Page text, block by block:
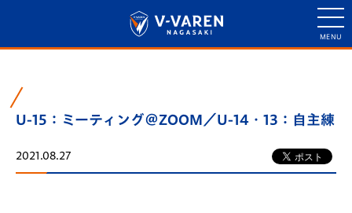
U-15：ミーティング＠ZOOM／U-14・13：自主練
2021.08.27